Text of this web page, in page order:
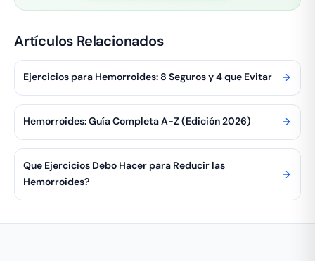
Artículos Relacionados
Ejercicios para Hemorroides: 8 Seguros y 4 que Evitar
Hemorroides: Guía Completa A-Z (Edición 2026)
Que Ejercicios Debo Hacer para Reducir las
Hemorroides?